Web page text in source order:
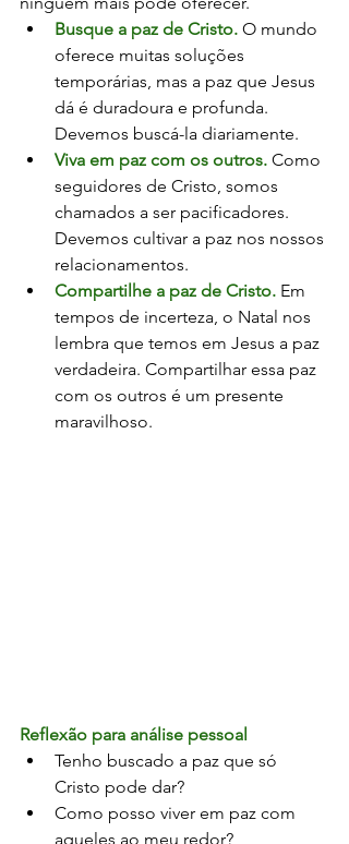
Busque a paz de Cristo. O mundo
oferece muitas soluções
temporárias, mas a paz que Jesus
dá é duradoura e profunda.
Devemos buscá-la diariamente.
Viva em paz com os outros. Como
seguidores de Cristo, somos
chamados a ser pacificadores.
Devemos cultivar a paz nos nossos
relacionamentos.
Compartilhe a paz de Cristo. Em
tempos de incerteza, o Natal nos
lembra que temos em Jesus a paz
verdadeira. Compartilhar essa paz
com os outros é um presente
maravilhoso.
Reflexão para análise pessoal
Tenho buscado a paz que só
Cristo pode dar?
Como posso viver em paz com
aqueles ao meu redor?